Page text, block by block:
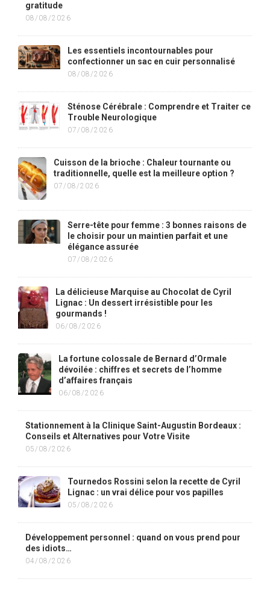
gratitude
08/08/2026
Les essentiels incontournables pour
confectionner un sac en cuir personnalisé
08/08/2026
Sténose Cérébrale : Comprendre et Traiter ce
Trouble Neurologique
07/08/2026
Cuisson de la brioche : Chaleur tournante ou
traditionnelle, quelle est la meilleure option ?
07/08/2026
Serre-tête pour femme : 3 bonnes raisons de
le choisir pour un maintien parfait et une
élégance assurée
07/08/2026
La délicieuse Marquise au Chocolat de Cyril
Lignac : Un dessert irrésistible pour les
gourmands !
06/08/2026
La fortune colossale de Bernard d’Ormale
dévoilée : chiffres et secrets de l’homme
d’affaires français
06/08/2026
Stationnement à la Clinique Saint-Augustin Bordeaux :
Conseils et Alternatives pour Votre Visite
05/08/2026
Tournedos Rossini selon la recette de Cyril
Lignac : un vrai délice pour vos papilles
05/08/2026
Développement personnel : quand on vous prend pour
des idiots…
04/08/2026